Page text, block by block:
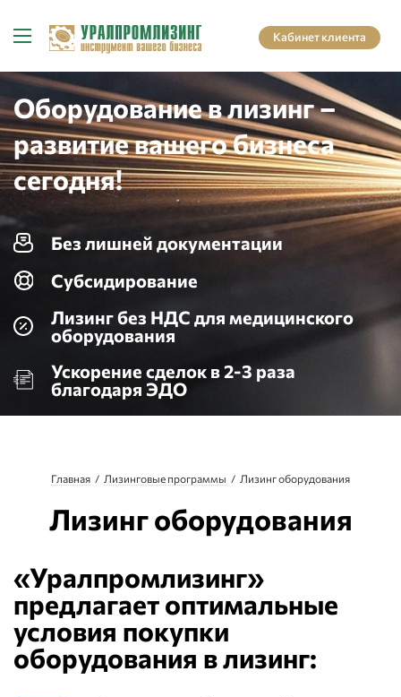
Кабинет клиента
Оборудование в лизинг –
развитие вашего бизнеса
сегодня!
Без лишней документации
Субсидирование
Лизинг без НДС для медицинского
оборудования
Ускорение сделок в 2-3 раза
благодаря ЭДО
Главная Лизинговые программы Лизинг оборудования
Лизинг оборудования
«Уралпромлизинг»
предлагает оптимальные
условия покупки
оборудования в лизинг: